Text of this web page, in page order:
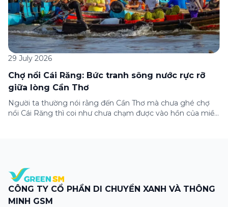
29 July 2026
Chợ nổi Cái Răng: Bức tranh sông nước rực rỡ
giữa lòng Cần Thơ
Người ta thường nói rằng đến Cần Thơ mà chưa ghé chợ
nổi Cái Răng thì coi như chưa chạm được vào hồn của miền
CÔNG TY CỔ PHẦN DI CHUYỂN XANH VÀ THÔNG
MINH GSM